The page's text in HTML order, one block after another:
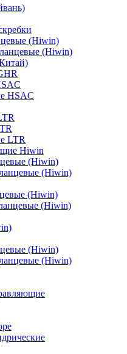
(Hiwin)
(Hiwin)
HSAC
LTR
Hiwin
(Hiwin)
(Hiwin)
(Hiwin)
(Hiwin)
(Hiwin)
(Hiwin)